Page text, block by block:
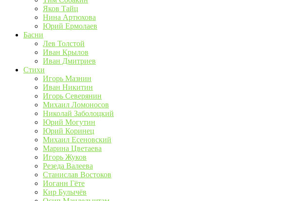
Яков Тайц
Нина Артюхова
Юрий Ермолаев
Басни
Лев Толстой
Иван Крылов
Иван Дмитриев
Стихи
Игорь Мазнин
Иван Никитин
Игорь Северянин
Михаил Ломоносов
Николай Заболоцкий
Юрий Могутин
Юрий Коринец
Михаил Есеновский
Марина Цветаева
Игорь Жуков
Резеда Валеева
Станислав Востоков
Иоганн Гёте
Кир Булычёв